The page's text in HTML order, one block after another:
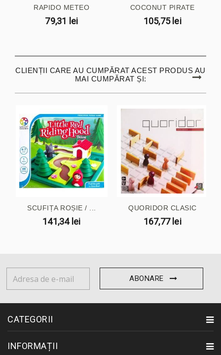
RAPIDO METEO
79,31 lei
COCONUT PIRATE
105,75 lei
CLIENȚII CARE AU CUMPĂRAT ACEST PRODUS AU
MAI CUMPĂRAT ȘI:
SCUFIȚA ROȘIE / ...
141,34 lei
QUORIDOR CLASIC
167,77 lei
ABONARE
CATEGORII
INFORMAȚII